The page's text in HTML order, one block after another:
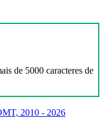
de 5000 caracteres de
2010 - 2026